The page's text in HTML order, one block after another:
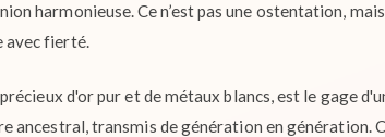
harmonieuse. Ce n’est pas une ostentation,
avec fierté.
d'or pur et de métaux blancs, est le gage
transmis de génération en génération.